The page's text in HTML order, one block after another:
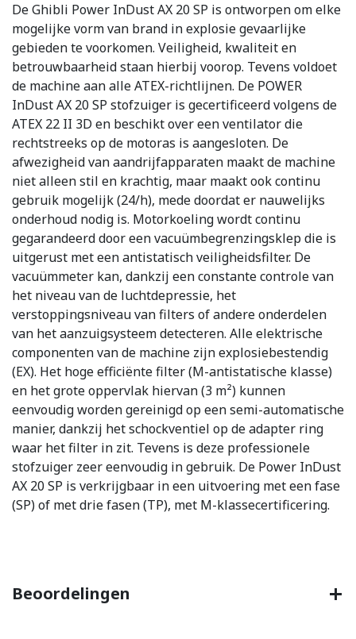
De Ghibli Power InDust AX 20 SP is ontworpen om elke
mogelijke vorm van brand in explosie gevaarlijke
gebieden te voorkomen. Veiligheid, kwaliteit en
betrouwbaarheid staan hierbij voorop. Tevens voldoet
de machine aan alle ATEX-richtlijnen. De POWER
InDust AX 20 SP stofzuiger is gecertificeerd volgens de
ATEX 22 II 3D en beschikt over een ventilator die
rechtstreeks op de motoras is aangesloten. De
afwezigheid van aandrijfapparaten maakt de machine
niet alleen stil en krachtig, maar maakt ook continu
gebruik mogelijk (24/h), mede doordat er nauwelijks
onderhoud nodig is. Motorkoeling wordt continu
gegarandeerd door een vacuümbegrenzingsklep die is
uitgerust met een antistatisch veiligheidsfilter. De
vacuümmeter kan, dankzij een constante controle van
het niveau van de luchtdepressie, het
verstoppingsniveau van filters of andere onderdelen
van het aanzuigsysteem detecteren. Alle elektrische
componenten van de machine zijn explosiebestendig
(EX). Het hoge efficiënte filter (M-antistatische klasse)
en het grote oppervlak hiervan (3 m²) kunnen
eenvoudig worden gereinigd op een semi-automatische
manier, dankzij het schockventiel op de adapter ring
waar het filter in zit. Tevens is deze professionele
stofzuiger zeer eenvoudig in gebruik. De Power InDust
AX 20 SP is verkrijgbaar in een uitvoering met een fase
(SP) of met drie fasen (TP), met M-klassecertificering.
Beoordelingen